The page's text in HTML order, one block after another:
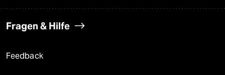
Fragen & Hilfe
Feedback